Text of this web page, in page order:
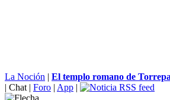
La Noción | El templo romano de
| Chat | Foro | App |